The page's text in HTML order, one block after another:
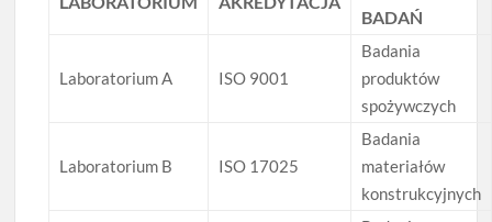
BADAŃ
Laboratorium A ISO 9001
Badania
produktów
spożywczych
Laboratorium B ISO 17025
Badania
materiałów
konstrukcyjnych